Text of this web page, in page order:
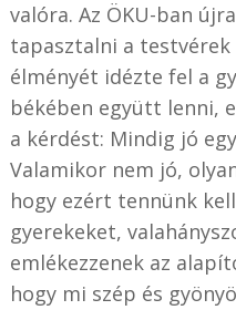
valóra. Az ÖKU-ban
tapasztalni a testvérek
élményét idézte fel a
békében együtt lenni,
a kérdést: Mindig jó
Valamikor nem jó,
hogy ezért tennünk
gyerekeket,
emlékezzenek az
hogy mi szép és